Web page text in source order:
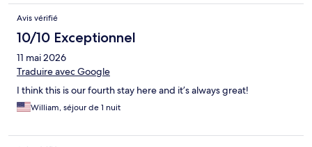
Avis vérifié
10/10 Exceptionnel
11 mai 2026
Traduire avec Google
I think this is our fourth stay here and it’s always great!
William, séjour de 1 nuit